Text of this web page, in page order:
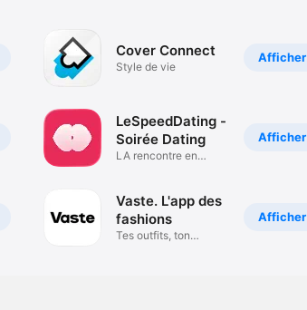
Afficher
Cover Connect
Style de vie
Afficher
LeSpeedDating -
Soirée Dating
LA rencontre en
Afficher
Vaste. L'app des
fashions
Tes outfits, ton